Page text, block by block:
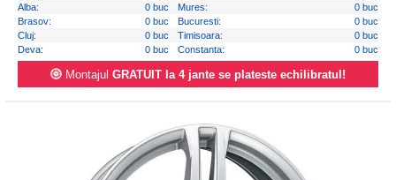
Alba:
0 buc Mures:
0 buc
Brasov:
0 buc Bucuresti:
0 buc
Cluj:
0 buc Timisoara:
0 buc
Deva:
0 buc Constanta: 0 buc
Montajul GRATUIT la 4 jante se plateste echilibratul!